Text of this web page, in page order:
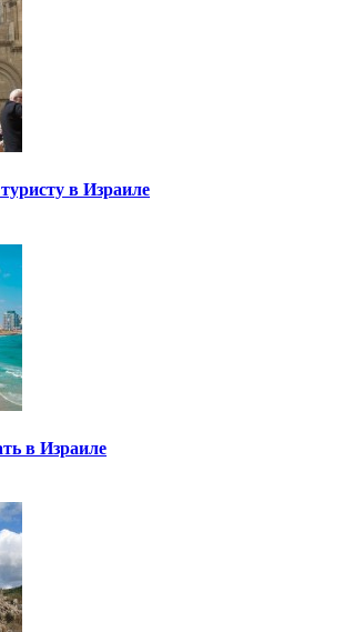
в Израиле
в Израиле